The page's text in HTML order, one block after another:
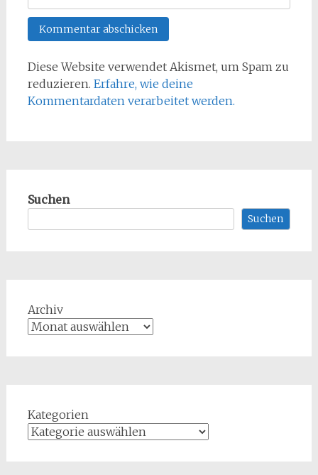
Diese Website verwendet Akismet, um Spam zu
reduzieren. Erfahre, wie deine
Kommentardaten verarbeitet werden.
Suchen
Suchen
Archiv
Kategorien